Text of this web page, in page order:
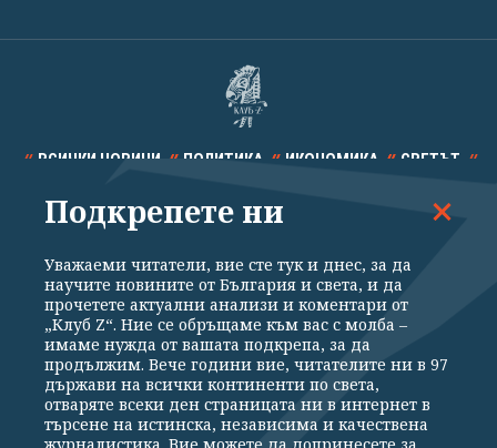
ВСИЧКИ НОВИНИ ПОЛИТИКА ИКОНОМИКА СВЕТЪТ
СПОРТ КУЛТУРА ТЕХНОЛОГИИ КАЛЕЙДОСКОП
Общи условия
Политика за поверителност
Реклама
Партньори Контакти
За Клуб Z
Екип
Подкрепете ни
Подкрепете ни
Уважаеми читатели, вие сте тук и днес, за да
научите новините от България и света, и да
прочетете актуални анализи и коментари от
„Клуб Z“. Ние се обръщаме към вас с молба –
имаме нужда от вашата подкрепа, за да
продължим. Вече години вие, читателите ни в 97
държави на всички континенти по света,
отваряте всеки ден страницата ни в интернет в
търсене на истинска, независима и качествена